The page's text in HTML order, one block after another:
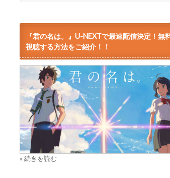
『君の名は。』U-NEXTで最速配信決定！無
視聴する方法をご紹介！！
» 続きを読む